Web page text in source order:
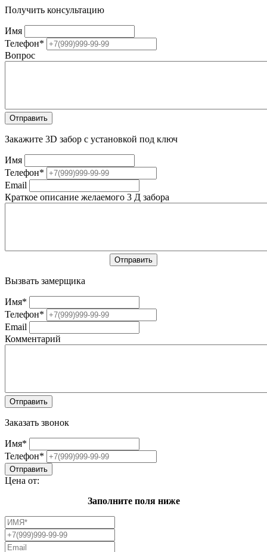
Получить консультацию
Имя
Телефон*
Вопрос
Закажите 3D забор с установкой под ключ
Имя
Телефон*
Email
Краткое описание желаемого 3 Д забора
Вызвать замерщика
Имя*
Телефон*
Email
Комментарий
Заказать звонок
Имя*
Телефон*
Цена от:
Заполните поля ниже